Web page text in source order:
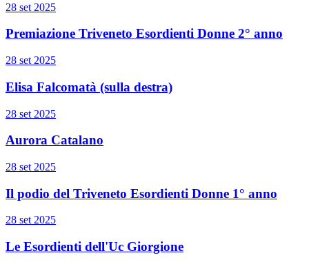
28 set 2025
Premiazione Triveneto Esordienti Donne 2° anno
28 set 2025
Elisa Falcomatà (sulla destra)
28 set 2025
Aurora Catalano
28 set 2025
Il podio del Triveneto Esordienti Donne 1° anno
28 set 2025
Le Esordienti dell'Uc Giorgione